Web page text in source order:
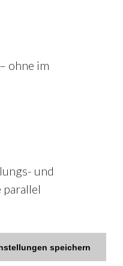
speichern
ohne im
und